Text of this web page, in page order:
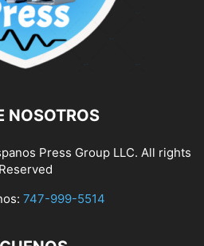
NOSOTROS
Press Group LLC. All rights
Reserved
747-999-5514